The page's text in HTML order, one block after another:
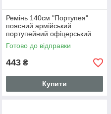
Ремінь 140см "Портупея"
поясний армійський
портупейний офіцерський
ремінь пояс (шкіряний,
чорний)
Готово до відправки
443 ₴
Купити